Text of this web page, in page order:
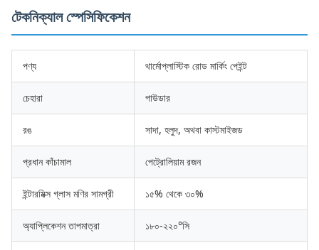
টেকনিক্যাল স্পেসিফিকেশন
পণ্য থার্মোপ্লাস্টিক রোড মার্কিং পেইন্ট
চেহারা পাউডার
রঙ সাদা, হলুদ, অথবা কাস্টমাইজড
প্রধান কাঁচামাল পেট্রোলিয়াম রজন
ইন্টারমিক্স গ্লাস মণির সামগ্রী ১৫% থেকে ৩০%
অ্যাপ্লিকেশন তাপমাত্রা ১৮০-২২০°সি